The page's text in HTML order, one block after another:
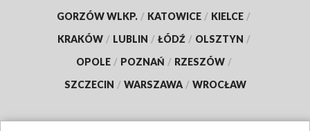
GORZÓW WLKP. / KATOWICE / KIELCE /
KRAKÓW / LUBLIN / ŁÓDŹ / OLSZTYN /
OPOLE / POZNAŃ / RZESZÓW /
SZCZECIN / WARSZAWA / WROCŁAW